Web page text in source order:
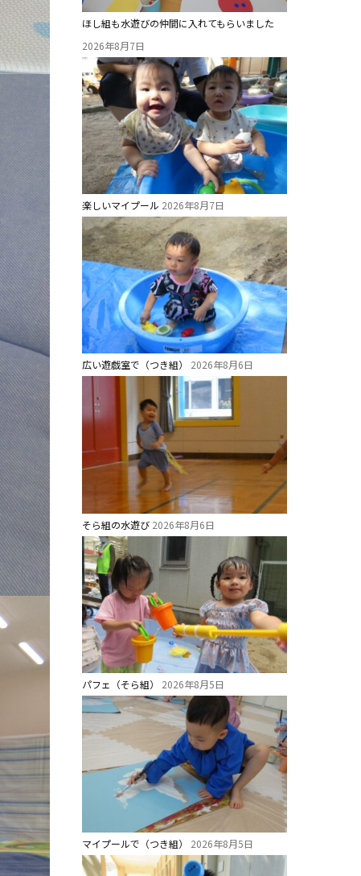
ほし組も水遊びの仲間に入れてもらいました
2026年8月7日
楽しいマイプール 2026年8月7日
広い遊戯室で（つき組） 2026年8月6日
そら組の水遊び 2026年8月6日
パフェ（そら組） 2026年8月5日
マイプールで（つき組） 2026年8月5日